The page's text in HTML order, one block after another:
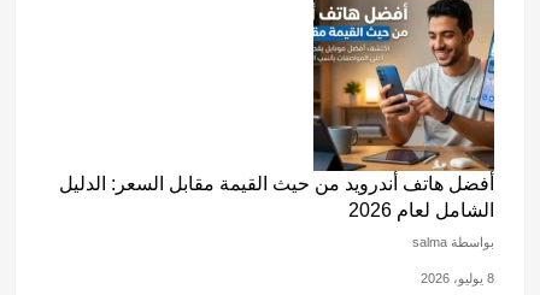
أفضل هاتف أندرويد من حيث القيمة مقابل السعر: الدليل
الشامل لعام 2026
بواسطة salma
8 يوليو، 2026